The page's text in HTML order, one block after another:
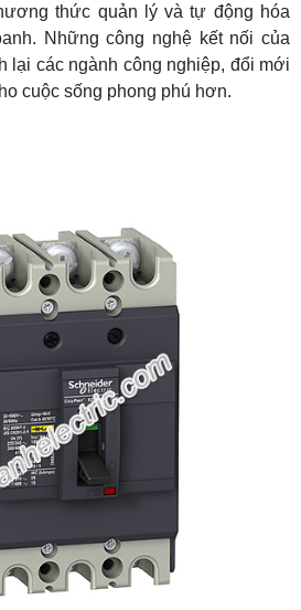
thức quản lý và tự động hóa
Những công nghệ kết nối của
lại các ngành công nghiệp, đổi mới
cuộc sống phong phú hơn.